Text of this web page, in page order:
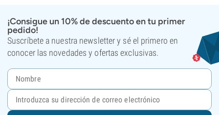
¡Consigue un 10% de descuento en tu primer
pedido!
Suscríbete a nuestra newsletter y sé el primero en
conocer las novedades y ofertas exclusivas.